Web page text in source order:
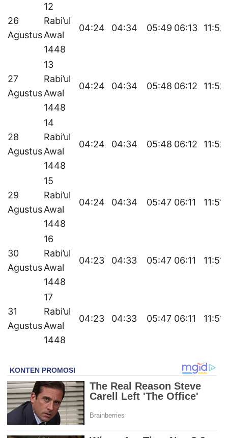
26
Agustus
12
Rabi’ul
Awal
1448
04:24 04:34 05:49 06:13 11:52
27
Agustus
13
Rabi’ul
Awal
1448
04:24 04:34 05:48 06:12 11:52
28
Agustus
14
Rabi’ul
Awal
1448
04:24 04:34 05:48 06:12 11:52
29
Agustus
15
Rabi’ul
Awal
1448
04:24 04:34 05:47 06:11 11:51
30
Agustus
16
Rabi’ul
Awal
1448
04:23 04:33 05:47 06:11 11:51
31
Agustus
17
Rabi’ul
Awal
1448
04:23 04:33 05:47 06:11 11:51